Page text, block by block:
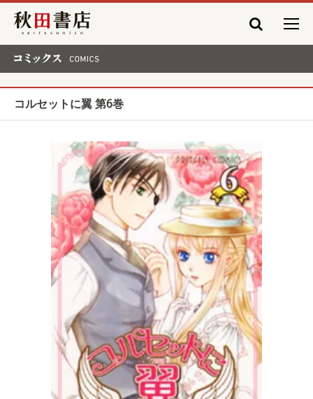
秋田書店
コルセットに翼 第6巻